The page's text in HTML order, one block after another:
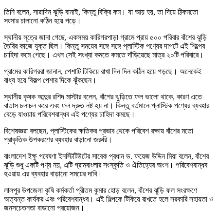
তিনি বলেন, সারাদিন ঝুড়ি বানাই, কিন্তু বিক্রি কম। যা আয় হয়, তা দিয়ে ঠিকমতো
সংসার চালানো কঠিন হয়ে পড়ে।
স্থানীয় সূত্রে জানা গেছে, একসময় কারিগরপাড়া গ্রামে প্রায় ৫০০ পরিবার বাঁশের ঝুড়ি
তৈরির কাজে যুক্ত ছিল। কিন্তু সময়ের সঙ্গে সঙ্গে প্লাস্টিক পণ্যের দাপটে এই শিল্পের
চাহিদা কমে গেছে। এখন সেই সংখ্যা কমতে কমতে দাঁড়িয়েছে মাত্র ২০টি পরিবারে।
গ্রামের কারিগররা জানান, পেশাটি টিকিয়ে রাখা দিন দিন কঠিন হয়ে পড়ছে। অনেকেই
বাধ্য হয়ে বিকল্প পেশার দিকে ঝুঁকছেন।
স্থানীয় কৃষক আব্দুর রশিদ মাস্টার বলেন, বাঁশের ঝুড়িতে ফল ভালো থাকে, কারণ এতে
বাতাস চলাচল করে এবং ফল দ্রুত নষ্ট হয় না। কিন্তু বর্তমানে প্লাস্টিক পণ্যের ব্যবহার
বেড়ে যাওয়ায় পরিবেশবান্ধব এই পণ্যের চাহিদা কমছে।
বিশেষজ্ঞরা বলছেন, প্লাস্টিকের ক্ষতিকর প্রভাব থেকে পরিবেশ রক্ষায় বাঁশের মতো
প্রাকৃতিক উপকরণের ব্যবহার বাড়ানো জরুরি।
বাংলাদেশ ইক্ষু গবেষণা ইনস্টিটিউটের সাবেক প্রধান ড. ফয়েজ উদ্দিন মিয়া বলেন, বাঁশের
ঝুড়ি শুধু একটি পণ্য নয়, এটি গ্রামবাংলার সংস্কৃতি ও ঐতিহ্যের অংশ। পরিবেশবান্ধব
হওয়ায় এর ব্যবহার বাড়ানো সময়ের দাবি।
লালপুর উপজেলা কৃষি কর্মকর্তা প্রীতম কুমার হোড় বলেন, বাঁশের ঝুড়ি ফল সংরক্ষণে
অত্যন্ত কার্যকর এবং পরিবেশবান্ধব। এই শিল্পকে টিকিয়ে রাখতে হলে সরকারি সহায়তা ও
জনসচেতনতা বাড়ানো প্রয়োজন।